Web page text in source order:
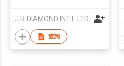
J R DIAMOND INT'L LTD
查詢